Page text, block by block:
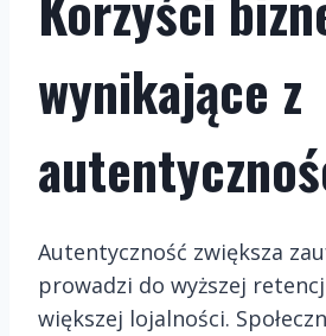
wynikające z
Autentyczność zwiększa
prowadzi do wyższej
większej lojalności.